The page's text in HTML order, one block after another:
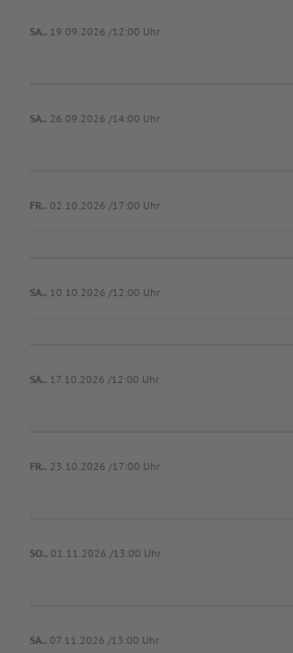
SA.. 19.09.2026 /12:00 Uhr
SA.. 26.09.2026 /14:00 Uhr
FR.. 02.10.2026 /17:00 Uhr
SA.. 10.10.2026 /12:00 Uhr
SA.. 17.10.2026 /12:00 Uhr
FR.. 23.10.2026 /17:00 Uhr
SO.. 01.11.2026 /13:00 Uhr
SA.. 07.11.2026 /13:00 Uhr